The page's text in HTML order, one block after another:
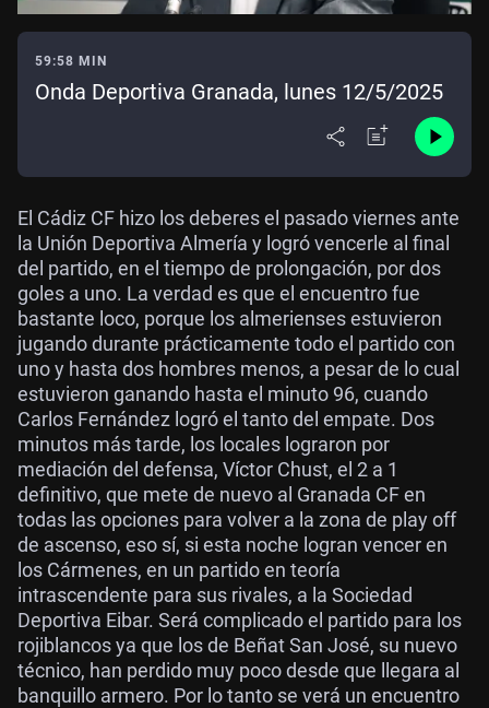
59:58 MIN
Onda Deportiva Granada, lunes 12/5/2025
El Cádiz CF hizo los deberes el pasado viernes ante
la Unión Deportiva Almería y logró vencerle al final
del partido, en el tiempo de prolongación, por dos
goles a uno. La verdad es que el encuentro fue
bastante loco, porque los almerienses estuvieron
jugando durante prácticamente todo el partido con
uno y hasta dos hombres menos, a pesar de lo cual
estuvieron ganando hasta el minuto 96, cuando
Carlos Fernández logró el tanto del empate. Dos
minutos más tarde, los locales lograron por
mediación del defensa, Víctor Chust, el 2 a 1
definitivo, que mete de nuevo al Granada CF en
todas las opciones para volver a la zona de play off
de ascenso, eso sí, si esta noche logran vencer en
los Cármenes, en un partido en teoría
intrascendente para sus rivales, a la Sociedad
Deportiva Eibar. Será complicado el partido para los
rojiblancos ya que los de Beñat San José, su nuevo
técnico, han perdido muy poco desde que llegara al
banquillo armero. Por lo tanto se verá un encuentro